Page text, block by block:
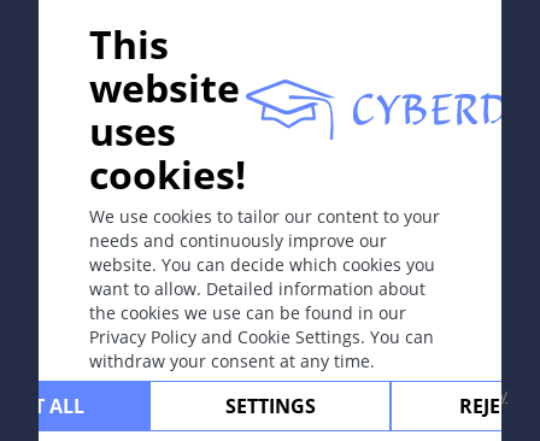
蜱（高达40%为篦籽硬蜱）叮咬后伯氏疏螺旋体（afzelii
和garinii）感染真皮层并引起扩散。好发于中欧和东欧的
森林区，斯干纳维亚半岛；好发季节为五月、七月和十
月。易患个体为农民、晨练者、爬山运动员和养狗者，发
病率为每年每10万人中1～15 人患病。
¤ 潜伏期1至4周。
¤ 皮肤：界限清楚的环状红斑（有时中心有叮咬痕
迹），中心消退，红斑向四周扩展。中心变异表现：苍
白、红斑、出血、水疱。可见多环性红斑。
¤ 可能出现的系统症状：头痛、颈部疼痛、关节痛和发
并发症
This
website
uses
cookies!
We use cookies to tailor our content to your
needs and continuously improve our
website. You can decide which cookies you
want to allow. Detailed information about
the cookies we use can be found in our
Privacy Policy and Cookie Settings. You can
withdraw your consent at any time.
ALL SETTINGS REJECT
In collaboration with Erasmus+ hEduLearnIt editorial
Copyright © 2003-2026 CYBERDERM Editorial Group
Founding Editor Guenter Burg, M.D. - Concept and
Coordination by Vahid Djamei, Zurich
All rights reserved.
Impressum|
Privacy
policy| Terms of use